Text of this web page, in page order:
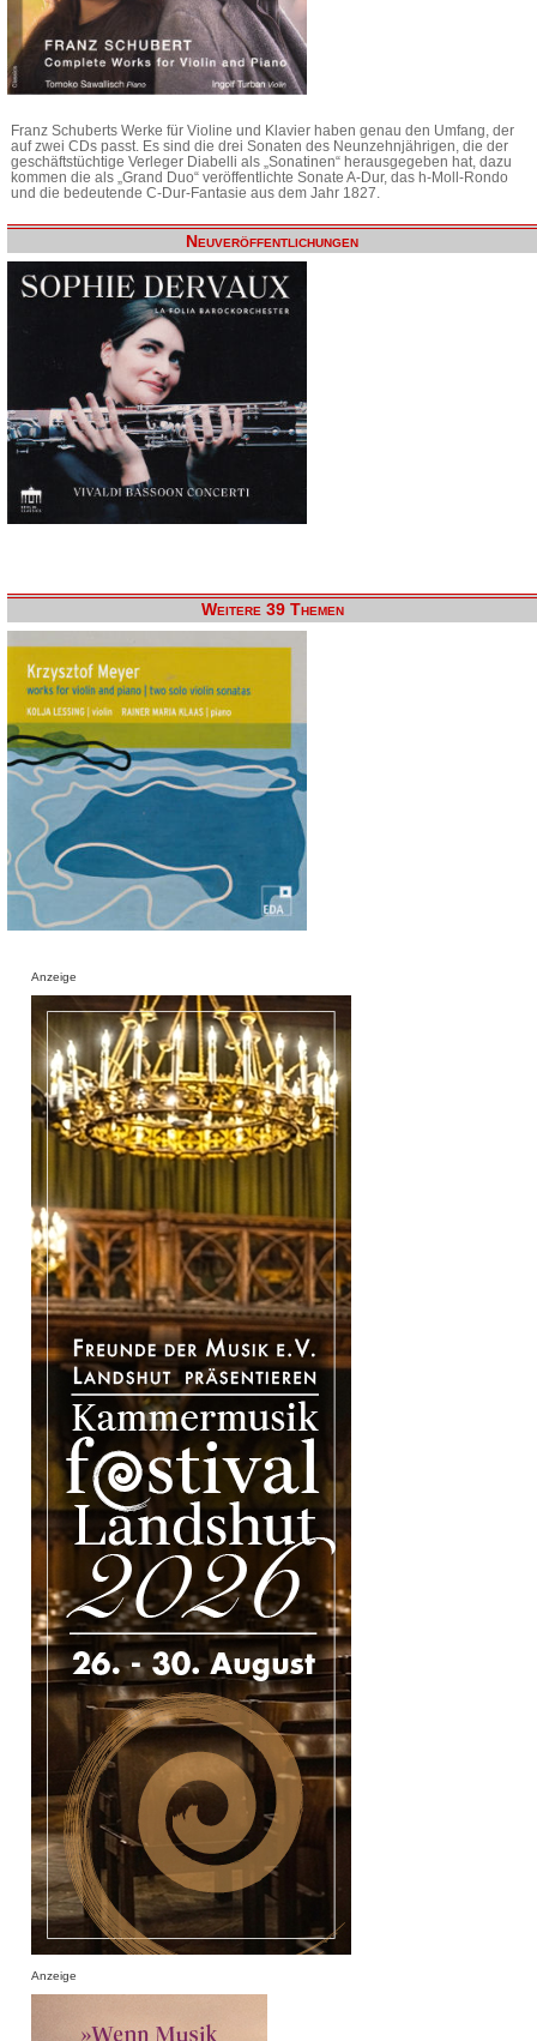
Franz Schuberts Werke für Violine und Klavier haben genau den Umfang, der
auf zwei CDs passt. Es sind die drei Sonaten des Neunzehnjährigen, die der
geschäftstüchtige Verleger Diabelli als „Sonatinen“ herausgegeben hat, dazu
kommen die als „Grand Duo“ veröffentlichte Sonate A-Dur, das h-Moll-Rondo
und die bedeutende C-Dur-Fantasie aus dem Jahr 1827.
Neuveröffentlichungen
Weitere 39 Themen
Anzeige
Anzeige